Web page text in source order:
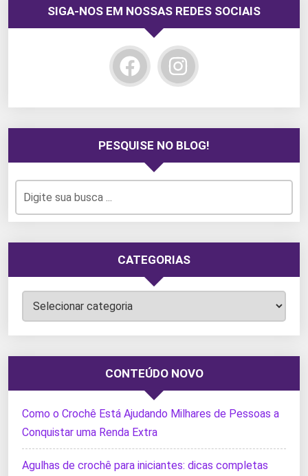
SIGA-NOS EM NOSSAS REDES SOCIAIS
PESQUISE NO BLOG!
CATEGORIAS
Categorias
CONTEÚDO NOVO
Como o Crochê Está Ajudando Milhares de Pessoas a
Conquistar uma Renda Extra
Agulhas de crochê para iniciantes: dicas completas